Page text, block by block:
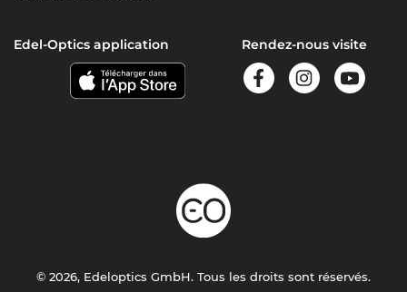
Edel-Optics application Rendez-nous visite
© 2026, Edeloptics GmbH. Tous les droits sont réservés.